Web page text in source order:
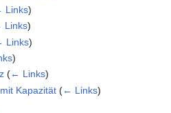
Links)
Links)
Links)
)
(← Links)
Kapazität (← Links)